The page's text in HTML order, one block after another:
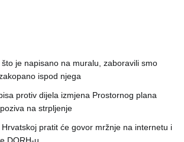
je napisano na muralu, zaboravili smo
ispod njega
protiv dijela izmjena Prostornog plana
na strpljenje
Hrvatskoj pratit će govor mržnje na internetu i